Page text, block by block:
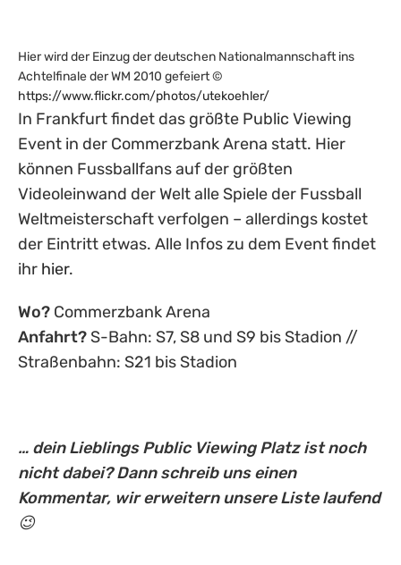
Hier wird der Einzug der deutschen Nationalmannschaft ins
Achtelfinale der WM 2010 gefeiert ©
https://www.flickr.com/photos/utekoehler/
In Frankfurt findet das größte Public Viewing
Event in der Commerzbank Arena statt. Hier
können Fussballfans auf der größten
Videoleinwand der Welt alle Spiele der Fussball
Weltmeisterschaft verfolgen – allerdings kostet
der Eintritt etwas. Alle Infos zu dem Event findet
ihr hier.
Wo? Commerzbank Arena
Anfahrt? S-Bahn: S7, S8 und S9 bis Stadion //
Straßenbahn: S21 bis Stadion
… dein Lieblings Public Viewing Platz ist noch
nicht dabei? Dann schreib uns einen
Kommentar, wir erweitern unsere Liste laufend
😉